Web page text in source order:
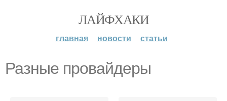
ЛАЙФХАКИ
главная новости статьи
Разные провайдеры